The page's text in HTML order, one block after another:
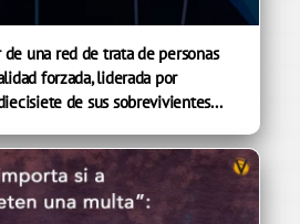
de una red de trata de personas
forzada, liderada por
de sus sobrevivientes...